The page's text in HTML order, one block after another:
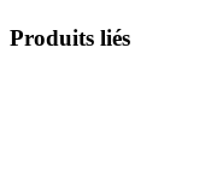
Produits liés